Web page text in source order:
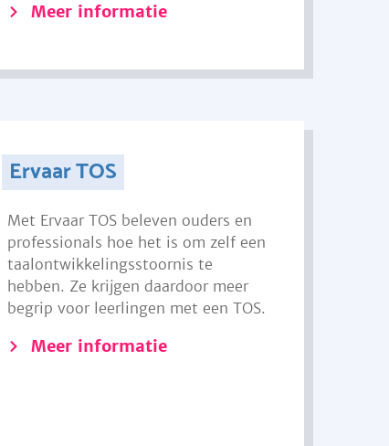
Meer informatie
Ervaar TOS
Met Ervaar TOS beleven ouders en
professionals hoe het is om zelf een
taalontwikkelingsstoornis te
hebben. Ze krijgen daardoor meer
begrip voor leerlingen met een TOS.
Meer informatie